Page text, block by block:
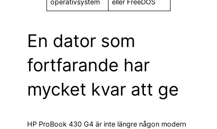
operativsystem
eller FreeDOS
En dator som
fortfarande har
mycket kvar att ge
HP ProBook 430 G4 är inte längre någon modern